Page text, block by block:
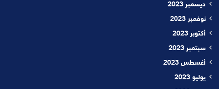
ديسمبر 2023
نوفمبر 2023
أكتوبر 2023
سبتمبر 2023
أغسطس 2023
يوليو 2023